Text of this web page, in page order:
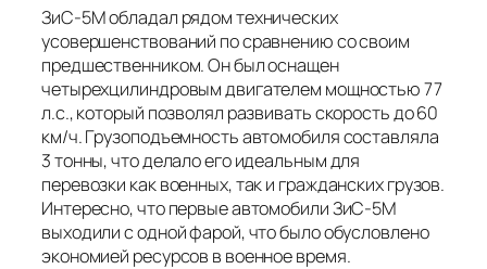
ЗиС-5М обладал рядом технических
усовершенствований по сравнению со своим
предшественником. Он был оснащен
четырехцилиндровым двигателем мощностью 77
л.с., который позволял развивать скорость до 60
км/ч. Грузоподъемность автомобиля составляла
3 тонны, что делало его идеальным для
перевозки как военных, так и гражданских грузов.
Интересно, что первые автомобили ЗиС-5М
выходили с одной фарой, что было обусловлено
экономией ресурсов в военное время.